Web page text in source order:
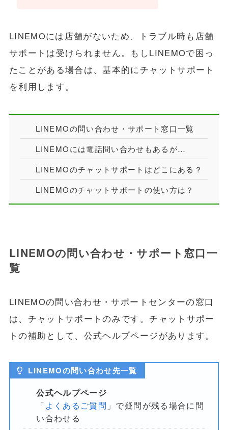
LINEMOには店舗がないため、トラブル時も店舗
サポートは受けられません。もしLINEMOで困っ
たことがある場合は、基本的にチャットサポート
を利用します。
LINEMOの問い合わせ・サポート窓口一覧
LINEMOには電話問い合わせもあるが…
LINEMOのチャットサポートはどこにある？
LINEMOのチャットサポートの使い方は？
LINEMOの問い合わせ・サポート窓口一
覧
LINEMOの問い合わせ・サポートセンターの窓口
は、チャットサポートのみです。チャットサポー
トの補助として、公式ヘルプページがあります。
LINEMOの問い合わせ先一覧
公式ヘルプページ
「 よくあるご質問 」で疑問が残る場合に問
い合わせる